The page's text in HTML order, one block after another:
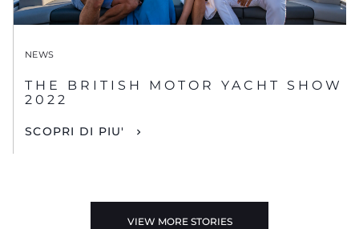
NEWS
THE BRITISH MOTOR YACHT SHOW
2022
SCOPRI DI PIU'
VIEW MORE STORIES